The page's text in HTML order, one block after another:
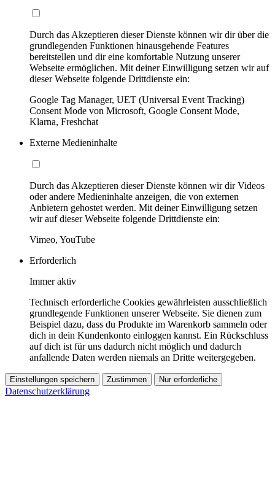
Durch das Akzeptieren dieser Dienste können wir dir über die
grundlegenden Funktionen hinausgehende Features
bereitstellen und dir eine komfortable Nutzung unserer
Webseite ermöglichen. Mit deiner Einwilligung setzen wir auf
dieser Webseite folgende Drittdienste ein:
Google Tag Manager, UET (Universal Event Tracking)
Consent Mode von Microsoft, Google Consent Mode,
Klarna, Freshchat
Externe Medieninhalte
Durch das Akzeptieren dieser Dienste können wir dir Videos
oder andere Medieninhalte anzeigen, die von externen
Anbietern gehostet werden. Mit deiner Einwilligung setzen
wir auf dieser Webseite folgende Drittdienste ein:
Vimeo, YouTube
Erforderlich
Immer aktiv
Technisch erforderliche Cookies gewährleisten ausschließlich
grundlegende Funktionen unserer Webseite. Sie dienen zum
Beispiel dazu, dass du Produkte im Warenkorb sammeln oder
dich in dein Kundenkonto einloggen kannst. Ein Rückschluss
auf dich ist für uns dadurch nicht möglich und dadurch
anfallende Daten werden niemals an Dritte weitergegeben.
Einstellungen speichern Zustimmen Nur erforderliche
Datenschutzerklärung